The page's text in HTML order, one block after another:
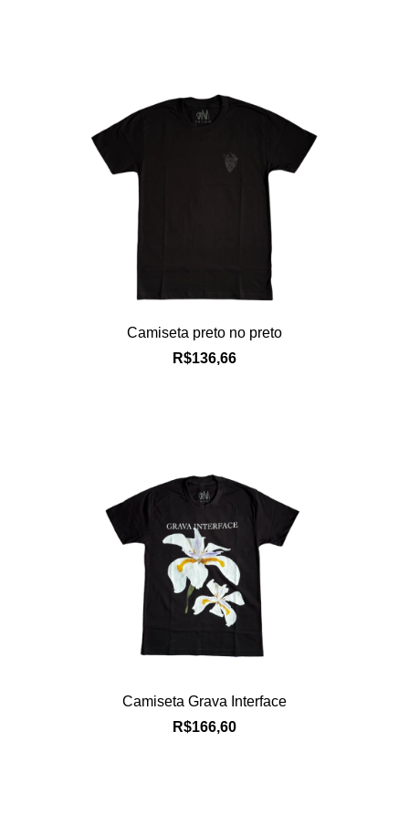
Camiseta preto no preto
R$136,66
Camiseta Grava Interface
R$166,60